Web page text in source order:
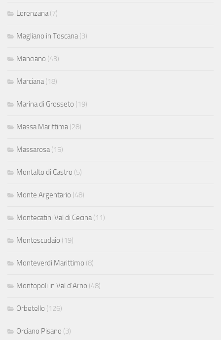
Lorenzana (7)
Magliano in Toscana (3)
Manciano (43)
Marciana (18)
Marina di Grosseto (19)
Massa Marittima (28)
Massarosa (15)
Montalto di Castro (5)
Monte Argentario (48)
Montecatini Val di Cecina (11)
Montescudaio (19)
Monteverdi Marittimo (8)
Montopoli in Val d'Arno (48)
Orbetello (126)
Orciano Pisano (3)